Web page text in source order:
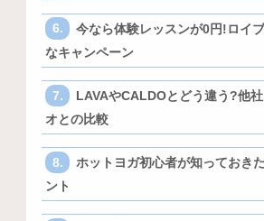
今なら体験レッスンが0円!ロイ
なキャンペーン
LAVAやCALDOとどう違う?他
オとの比較
ホットヨガ初心者が知っておき
ント